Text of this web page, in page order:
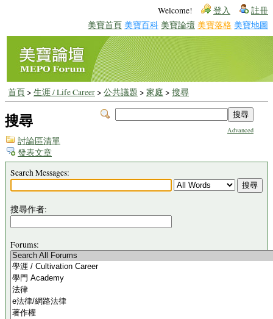
Welcome! 登入 註冊
美寶首頁 美寶百科 美寶論壇 美寶落格 美寶地圖
首頁> 生涯 / Life Career> 公共議題 > 家庭 > 搜尋
Advanced
搜尋
討論區清單
發表文章
Search Messages:
搜尋作者:
Forums: